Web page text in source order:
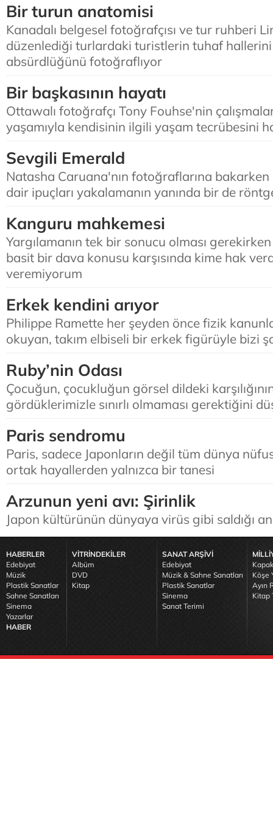
Bir turun anatomisi
Kanadalı belgesel fotoğrafçısı ve tur ruhberi
düzenlediği turlardaki turistlerin tuhaf
absürdlüğünü fotoğraflıyor
Bir başkasının hayatı
Ottawalı fotoğrafçı Tony Fouhse'nin
yaşamıyla kendisinin ilgili yaşam tecrübesini
Sevgili Emerald
Natasha Caruana'nın fotoğraflarına
dair ipuçları yakalamanın yanında bir de
Kanguru mahkemesi
Yargılamanın tek bir sonucu olması
basit bir dava konusu karşısında kime hak
veremiyorum
Erkek kendini arıyor
Philippe Ramette her şeyden önce fizik
okuyan, takım elbiseli bir erkek figürüyle bizi
Ruby’nin Odası
Çocuğun, çocukluğun görsel dildeki
gördüklerimizle sınırlı olmaması gerektiğini
Paris sendromu
Paris, sadece Japonların değil tüm dünya
ortak hayallerden yalnızca bir tanesi
Arzunun yeni avı: Şirinlik
Japon kültürünün dünyaya virüs gibi saldığı
HABERLER
Edebiyat
Müzik
Plastik Sanatlar
Sahne Sanatları
Sinema
Yazarlar
HABER
VİTRİNDEKİLER
Albüm
DVD
Kitap
SANAT ARŞİVİ
Edebiyat
Müzik & Sahne Sanatları
Plastik Sanatlar
Sinema
Sanat Terimi
Köşe
Ayın
Kitap